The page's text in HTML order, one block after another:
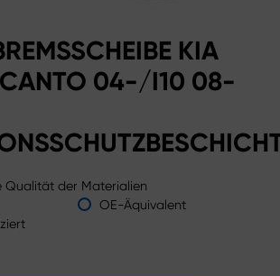
KIA
04-/I10 08-
Qualität der Materialien
OE-Äquivalent